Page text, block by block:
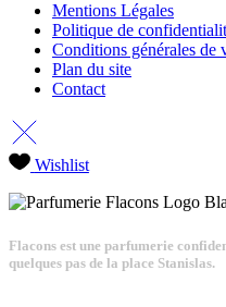
Mentions Légales
Politique de
Conditions générales de
Plan du site
Contact
Wishlist
Flacons est une parfumerie
quelques pas de la place Stanislas.